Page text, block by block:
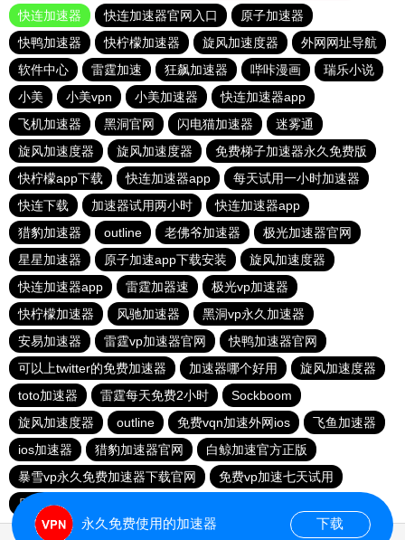
快连加速器
快连加速器官网入口
原子加速器
快鸭加速器
快柠檬加速器 旋风加速度器
外网网址导航
软件中心
雷霆加速 狂飙加速器 哔咔漫画
瑞乐小说
小美
小美vpn 小美加速器
快连加速器app
飞机加速器
黑洞官网 闪电猫加速器
迷雾通
旋风加速度器
旋风加速度器
免费梯子加速器永久免费版
快柠檬app下载
快连加速器app
每天试用一小时加速器
快连下载
加速器试用两小时
快连加速器app
猎豹加速器
outline 老佛爷加速器
极光加速器官网
星星加速器
原子加速app下载安装
旋风加速度器
快连加速器app
雷霆加器速
极光vp加速器
快柠檬加速器
风驰加速器
黑洞vp永久加速器
安易加速器
雷霆vp加速器官网
快鸭加速器官网
可以上twitter的免费加速器
加速器哪个好用
旋风加速度器
toto加速器
雷霆每天免费2小时
Sockboom
旋风加速度器
outline 免费vqn加速外网ios
飞鱼加速器
ios加速器
猎豹加速器官网
白鲸加速官方正版
暴雪vp永久免费加速器下载官网
免费vp加速七天试用
原子加速器下载
永久免费使用的加速器 下载